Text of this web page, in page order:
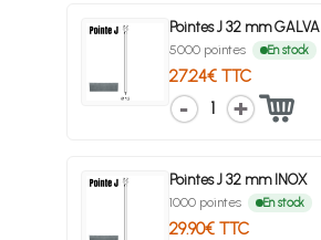
Pointes J 32 mm GALVA
5000 pointes En stock
27.24€ TTC
1
Pointes J 32 mm INOX
1000 pointes En stock
29.90€ TTC